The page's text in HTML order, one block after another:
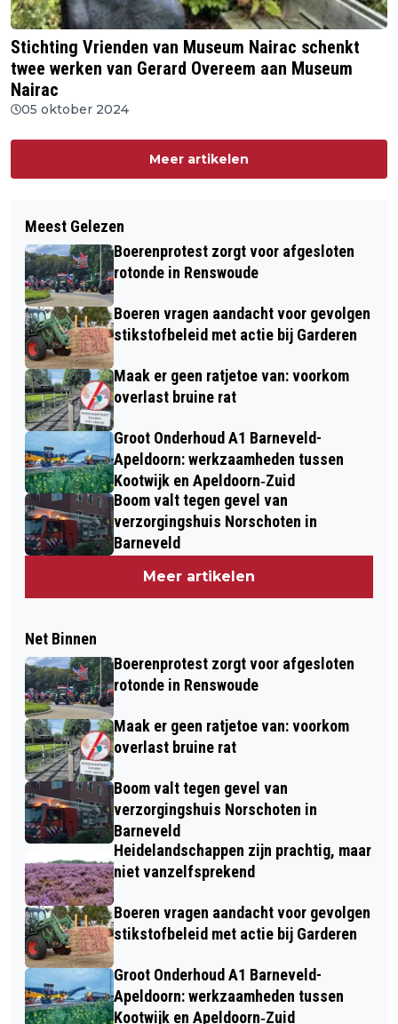
Stichting Vrienden van Museum Nairac schenkt
twee werken van Gerard Overeem aan Museum
Nairac
05 oktober 2024
Meer artikelen
Meest Gelezen
Boerenprotest zorgt voor afgesloten
rotonde in Renswoude
Boeren vragen aandacht voor gevolgen
stikstofbeleid met actie bij Garderen
Maak er geen ratjetoe van: voorkom
overlast bruine rat
Groot Onderhoud A1 Barneveld-
Apeldoorn: werkzaamheden tussen
Kootwijk en Apeldoorn‐Zuid
Boom valt tegen gevel van
verzorgingshuis Norschoten in
Barneveld
Meer artikelen
Net Binnen
Boerenprotest zorgt voor afgesloten
rotonde in Renswoude
Maak er geen ratjetoe van: voorkom
overlast bruine rat
Boom valt tegen gevel van
verzorgingshuis Norschoten in
Barneveld
Heidelandschappen zijn prachtig, maar
niet vanzelfsprekend
Boeren vragen aandacht voor gevolgen
stikstofbeleid met actie bij Garderen
Groot Onderhoud A1 Barneveld-
Apeldoorn: werkzaamheden tussen
Kootwijk en Apeldoorn‐Zuid